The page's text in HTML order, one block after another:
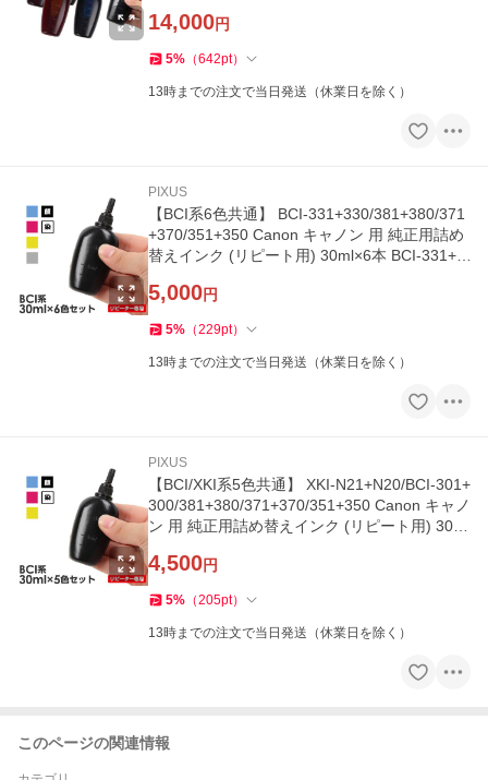
14,000円
5% （642pt）
13時までの注文で当日発送（休業日を除く）
PIXUS
【BCI系6色共通】 BCI-331+330/381+380/371
+370/351+350 Canon キャノン 用 純正用詰め
替えインク (リピート用) 30ml×6本 BCI-331+3
5,000円
5% （229pt）
13時までの注文で当日発送（休業日を除く）
PIXUS
【BCI/XKI系5色共通】 XKI-N21+N20/BCI-301+
300/381+380/371+370/351+350 Canon キャノ
ン 用 純正用詰め替えインク (リピート用) 30ml
4,500円
5% （205pt）
13時までの注文で当日発送（休業日を除く）
このページの関連情報